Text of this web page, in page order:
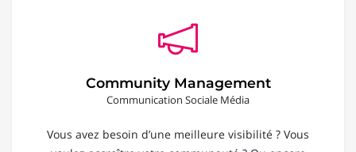
Community Management
Communication Sociale Média
Vous avez besoin d’une meilleure visibilité ? Vous